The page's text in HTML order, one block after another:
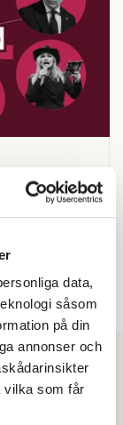
data,
såsom
på din
annonser och
vilka som får